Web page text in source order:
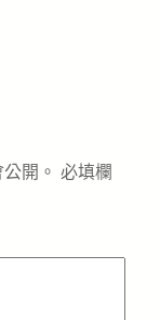
開。 必填欄